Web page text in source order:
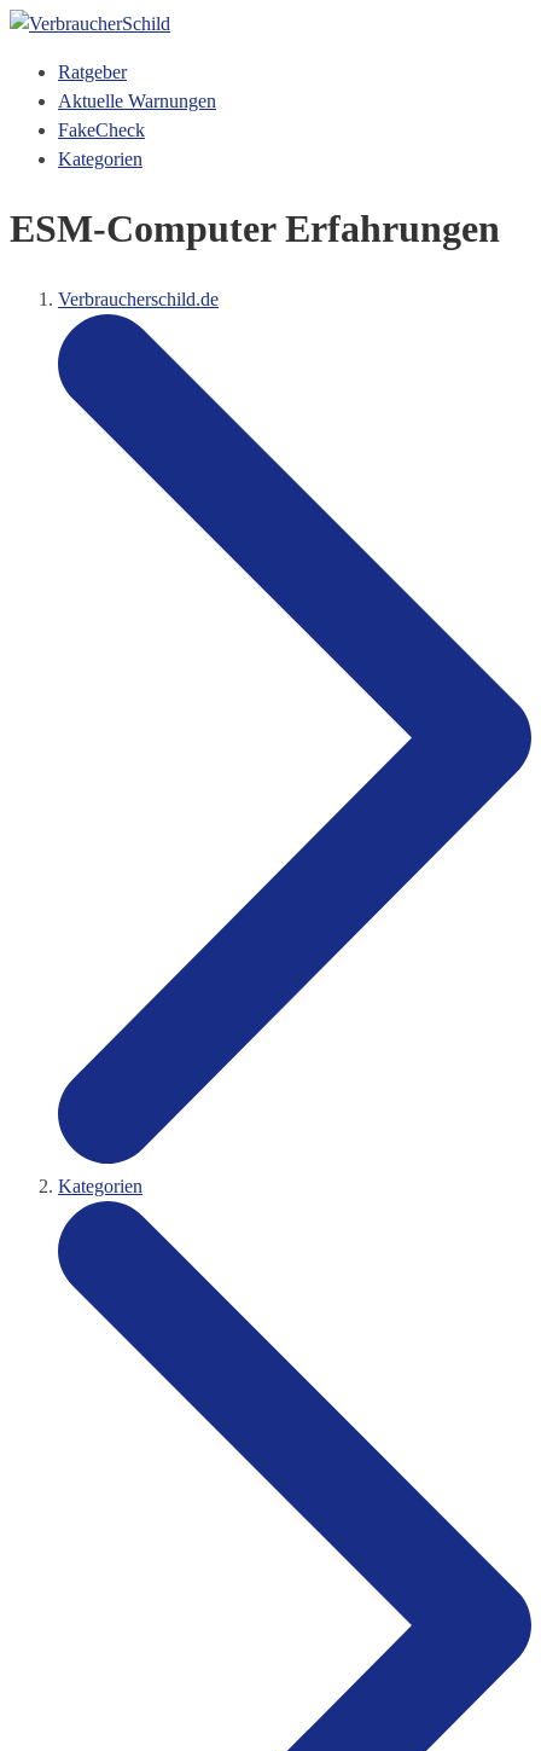
Ratgeber
Aktuelle Warnungen
FakeCheck
Kategorien
ESM-Computer Erfahrungen
Verbraucherschild.de
Kategorien